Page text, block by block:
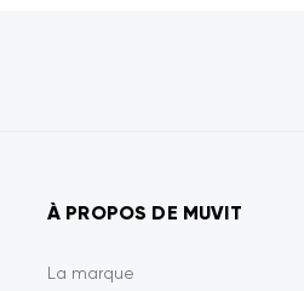
À PROPOS DE MUVIT
La marque